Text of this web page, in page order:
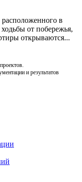
в
от побережья,
открываются...
и результатов